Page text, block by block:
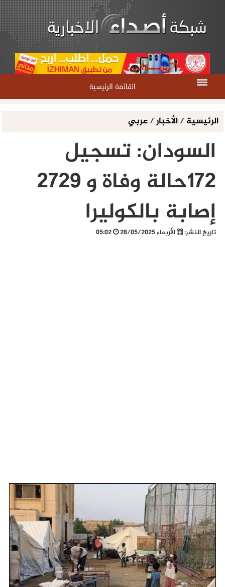
القائمة الرئيسية
الرئيسية/الأخبار/عربي
السودان: تسجيل
172حالة وفاة و 2729
إصابة بالكوليرا
تاريخ النشر: الأربعاء 28/05/2025